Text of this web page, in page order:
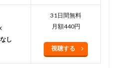
し
31日間無料
月額440円
視聴する